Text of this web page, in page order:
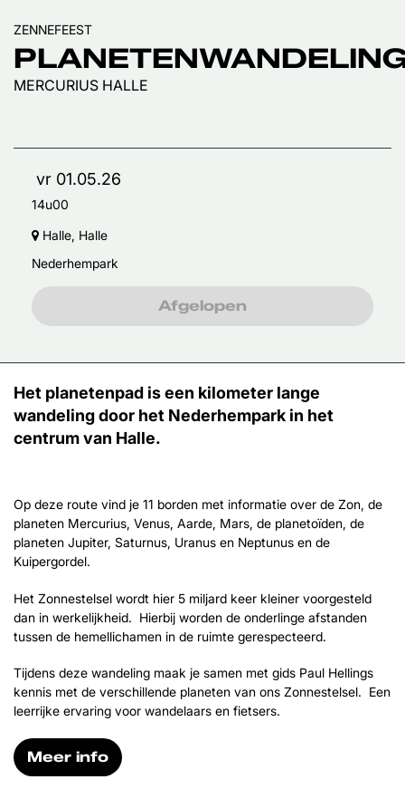
MERCURIUS HALLE
ZENNEFEEST
vr 01.05.26
14u00
Halle, Halle
Nederhempark
Afgelopen
Het planetenpad is een kilometer lange
wandeling door het Nederhempark in het
centrum van Halle.
Op deze route vind je 11 borden met informatie over de Zon, de
planeten Mercurius, Venus, Aarde, Mars, de planetoïden, de
planeten Jupiter, Saturnus, Uranus en Neptunus en de
Kuipergordel.
Het Zonnestelsel wordt hier 5 miljard keer kleiner voorgesteld
dan in werkelijkheid. Hierbij worden de onderlinge afstanden
tussen de hemellichamen in de ruimte gerespecteerd.
Tijdens deze wandeling maak je samen met gids Paul Hellings
kennis met de verschillende planeten van ons Zonnestelsel. Een
leerrijke ervaring voor wandelaars en fietsers.
Meer info